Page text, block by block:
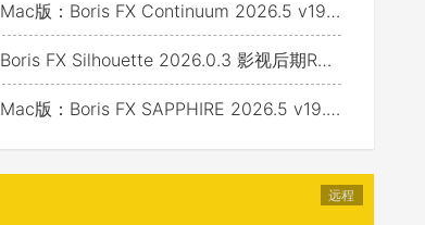
Mac版：Boris FX Continuum 2026.5 v19.5.4_BCC视频特效及转场套装 For AE/PR/FCP/Motion/Avid/OFX(Fusion/ Resolve/Nukex等)
Boris FX Silhouette 2026.0.3 影视后期Roto抠像Paint视效合成软件+Adobe/OFX插件 (Win&Mac&Linux)
Mac版：Boris FX SAPPHIRE 2026.5 v19.5 蓝宝石视效插件_For AE/PR/Avid/OFX(Nuke/Resolve/Fusion等)
远程